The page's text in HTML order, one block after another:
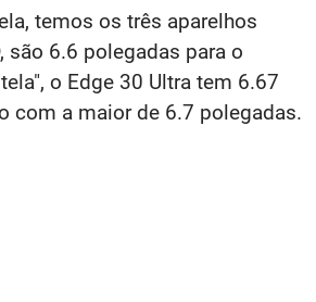
temos os três aparelhos
são 6.6 polegadas para o
o Edge 30 Ultra tem 6.67
com a maior de 6.7 polegadas.